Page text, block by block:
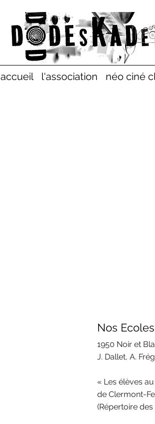
accueil l'association néo ciné
Nos Ecoles
1950 Noir et
J. Dallet, A.
« Les élèves
de Clermont-
(Répertoire